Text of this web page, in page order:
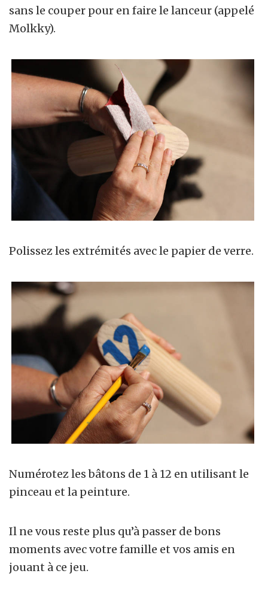
sans le couper pour en faire le lanceur (appelé
Molkky).
Polissez les extrémités avec le papier de verre.
Numérotez les bâtons de 1 à 12 en utilisant le
pinceau et la peinture.
Il ne vous reste plus qu’à passer de bons
moments avec votre famille et vos amis en
jouant à ce jeu.